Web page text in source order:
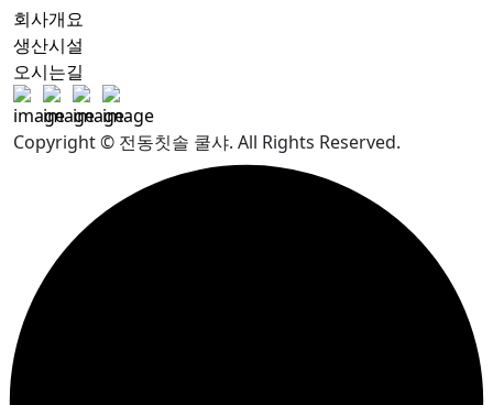
회사개요
생산시설
오시는길
Copyright © 전동칫솔 쿨샤. All Rights Reserved.